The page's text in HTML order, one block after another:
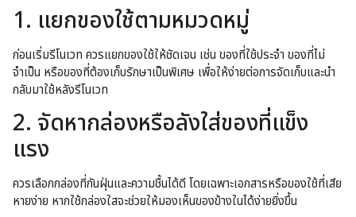
1. แยกของใช้ตามหมวดหมู่
ก่อนเริ่มรีโนเวท ควรแยกของใช้ให้ชัดเจน เช่น ของที่ใช้ประจำ ของที่ไม่
จำเป็น หรือของที่ต้องเก็บรักษาเป็นพิเศษ เพื่อให้ง่ายต่อการจัดเก็บและนำ
กลับมาใช้หลังรีโนเวท
2. จัดหากล่องหรือลังใส่ของที่แข็ง
แรง
ควรเลือกกล่องที่กันฝุ่นและความชื้นได้ดี โดยเฉพาะเอกสารหรือของใช้ที่เสีย
หายง่าย หากใช้กล่องใสจะช่วยให้มองเห็นของข้างในได้ง่ายยิ่งขึ้น